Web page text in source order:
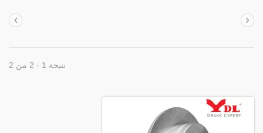
نتيجة 1 - 2 من 2